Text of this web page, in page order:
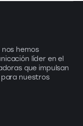
hemos
líder en el
que impulsan
nuestros